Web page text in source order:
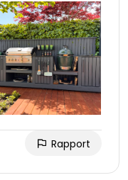
Rapport